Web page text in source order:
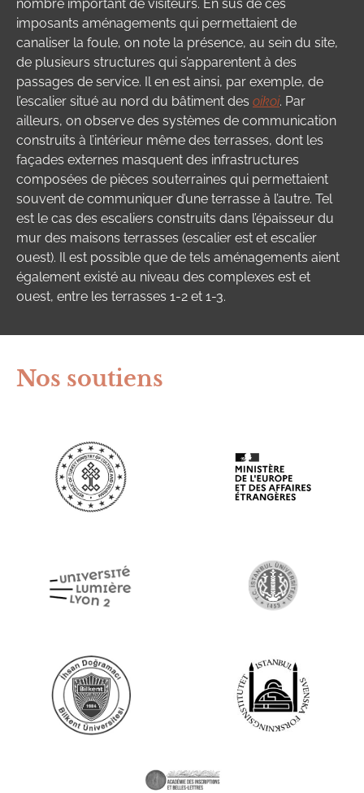
nombre important de visiteurs. En sus de ces
imposants aménagements qui permettaient de
canaliser la foule, on note la présence, au sein du site,
de plusieurs structures qui s’apparentent à des
passages de service. Il en est ainsi, par exemple, de
l’escalier situé au nord du bâtiment des oikoi. Par
ailleurs, on observe des systèmes de communication
construits à l’intérieur même des terrasses, dont les
façades externes masquent des infrastructures
composées de pièces souterraines qui permettaient
souvent de communiquer d’une terrasse à l’autre. Tel
est le cas des escaliers construits dans l’épaisseur du
mur des maisons terrasses (escalier est et escalier
ouest). Il est possible que de tels aménagements aient
également existé au niveau des complexes est et
ouest, entre les terrasses 1-2 et 1-3.
Nos soutiens